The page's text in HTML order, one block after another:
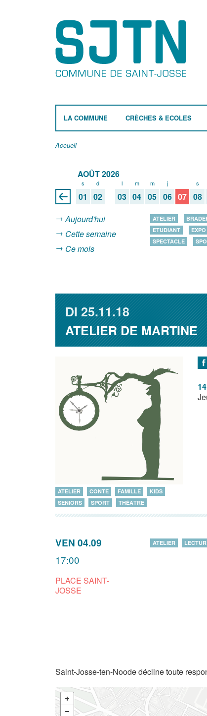
LA COMMUNE CRÈCHES & ECOLES
Accueil
AOÛT 2026
s
01
d
02
l
03
m
04
m
05
j
06 07
s
08
Aujourd'hui
Cette semaine
Ce mois
ATELIER
ETUDIANT
EXPO
SPECTACLE
DI25.11.18
ATELIER DE MARTINE
ATELIER CONTE FAMILLE
KIDS
SENIORS
SPORT THÉÂTRE
VEN 04.09
17:00
PLACE SAINT-
JOSSE
ATELIER
Saint-Josse-ten-Noode décline toute